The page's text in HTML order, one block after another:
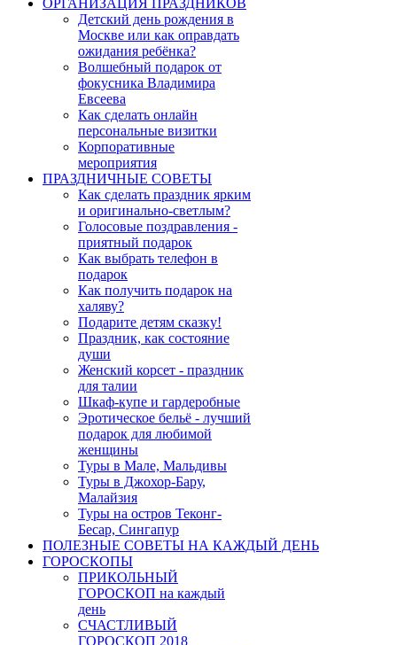
Детский день рождения в
Москве или как оправдать
ожидания ребёнка?
Волшебный подарок от
фокусника Владимира
Евсеева
Как сделать онлайн
персональные визитки
Корпоративные
мероприятия
ПРАЗДНИЧНЫЕ СОВЕТЫ
Как сделать праздник ярким
и оригинально-светлым?
Голосовые поздравления -
приятный подарок
Как выбрать телефон в
подарок
Как получить подарок на
халяву?
Подарите детям сказку!
Праздник, как состояние
души
Женский корсет - праздник
для талии
Шкаф-купе и гардеробные
Эротическое бельё - лучший
подарок для любимой
женщины
Туры в Мале, Мальдивы
Туры в Джохор-Бару,
Малайзия
Туры на остров Теконг-
Бесар, Сингапур
ПОЛЕЗНЫЕ СОВЕТЫ НА КАЖДЫЙ ДЕНЬ
ГОРОСКОПЫ
ПРИКОЛЬНЫЙ
ГОРОСКОП на каждый
день
СЧАСТЛИВЫЙ
ГОРОСКОП 2018